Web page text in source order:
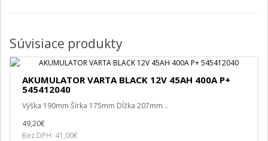
Súvisiace produkty
AKUMULATOR VARTA BLACK 12V 45AH 400A P+
545412040
Výška 190mm Šírka 175mm Dĺžka 207mm ..
49,20€
Bez DPH: 41,00€